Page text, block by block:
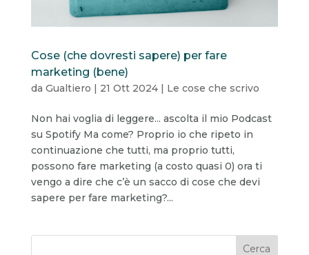
Cose (che dovresti sapere) per fare
marketing (bene)
da Gualtiero | 21 Ott 2024| Le cose che scrivo
Non hai voglia di leggere... ascolta il mio Podcast
su Spotify Ma come? Proprio io che ripeto in
continuazione che tutti, ma proprio tutti,
possono fare marketing (a costo quasi 0) ora ti
vengo a dire che c’è un sacco di cose che devi
sapere per fare marketing?...